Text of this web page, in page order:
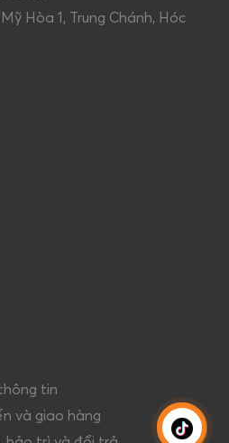
Hòa 1, Trung Chánh, Hóc
tin
và giao hàng